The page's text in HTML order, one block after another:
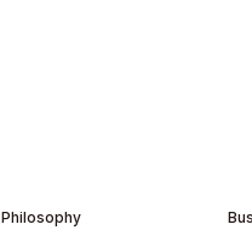
Philosophy